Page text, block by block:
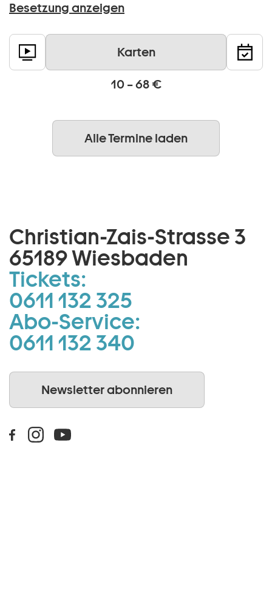
Besetzung anzeigen
Karten
10 – 68 €
Alle Termine laden
Christian-Zais-Strasse 3
65189 Wiesbaden
Tickets:
0611 132 325
Abo-Service:
0611 132 340
Newsletter abonnieren